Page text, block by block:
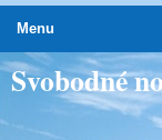
Svobodné
Menu